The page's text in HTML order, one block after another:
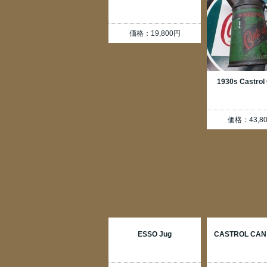
価格：19,800円
1930s Castrol
価格：
ESSO Jug CASTROL